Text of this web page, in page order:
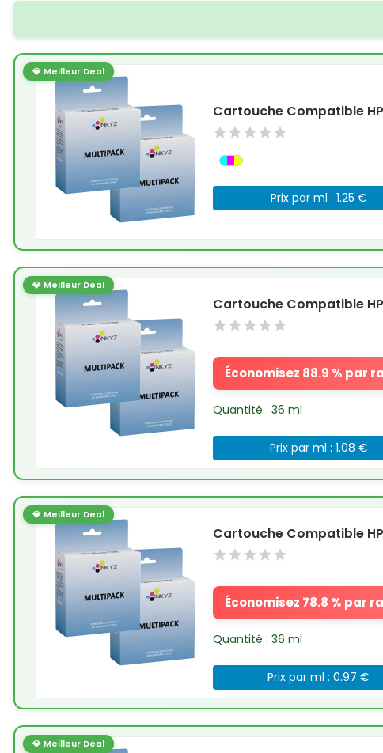
💎 Meilleur Deal
Cartouche Compatible
Prix par ml : 1.25 €
💎 Meilleur Deal
Cartouche Compatible
Économisez 88.9 % par
Quantité : 36 ml
Prix par ml : 1.08 €
💎 Meilleur Deal
Cartouche Compatible
Économisez 78.8 % par
Quantité : 36 ml
Prix par ml : 0.97 €
💎 Meilleur Deal